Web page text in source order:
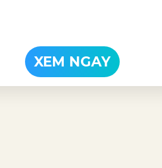
XEM NGAY